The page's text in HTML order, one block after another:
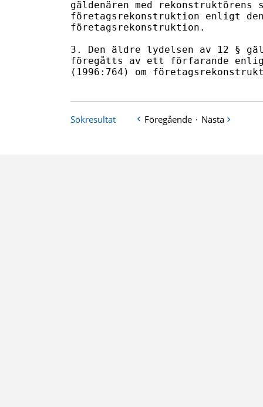
Sökresultat Föregående · Nästa